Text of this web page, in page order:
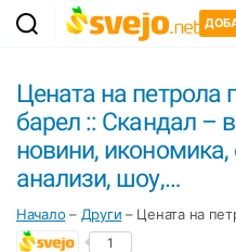
Цената на петрола
барел :: Скандал –
новини, икономика,
анализи, шоу,…
Начало – Други – Цената на
1